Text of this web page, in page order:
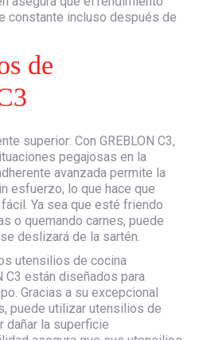
constante incluso después de
de
superior: Con GREBLON C3,
pegajosas en la
avanzada permite la
esfuerzo, lo que hace que
Ya sea que esté friendo
o quemando carnes, puede
deslizará de la sartén.
utensilios de cocina
C3 están diseñados para
Gracias a su excepcional
puede utilizar utensilios de
dañar la superficie